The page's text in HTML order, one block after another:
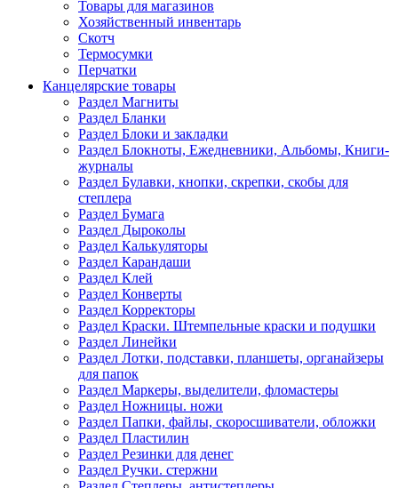
Товары для магазинов
Хозяйственный инвентарь
Скотч
Термосумки
Перчатки
Канцелярские товары
Раздел Магниты
Раздел Бланки
Раздел Блоки и закладки
Раздел Блокноты, Ежедневники, Альбомы, Книги-
журналы
Раздел Булавки, кнопки, скрепки, скобы для
степлера
Раздел Бумага
Раздел Дыроколы
Раздел Калькуляторы
Раздел Карандаши
Раздел Клей
Раздел Конверты
Раздел Корректоры
Раздел Краски. Штемпельные краски и подушки
Раздел Линейки
Раздел Лотки, подставки, планшеты, органайзеры
для папок
Раздел Маркеры, выделители, фломастеры
Раздел Ножницы. ножи
Раздел Папки, файлы, скоросшиватели, обложки
Раздел Пластилин
Раздел Резинки для денег
Раздел Ручки. стержни